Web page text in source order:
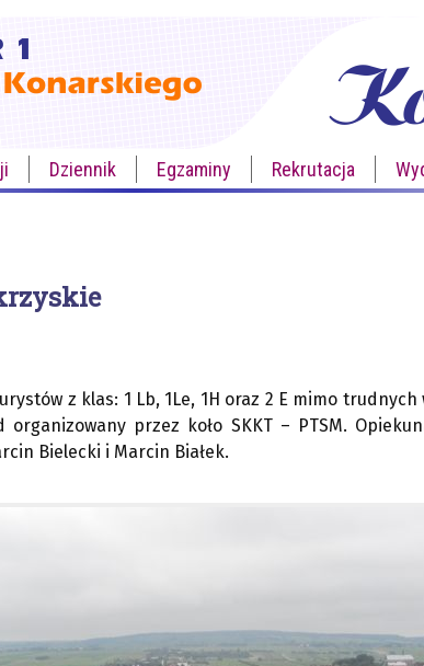
Dziennik Egzaminy Rekrutacja
z klas: 1 Lb, 1Le, 1H oraz 2 E mimo
przez koło SKKT – PTSM.
Bielecki i Marcin Białek.